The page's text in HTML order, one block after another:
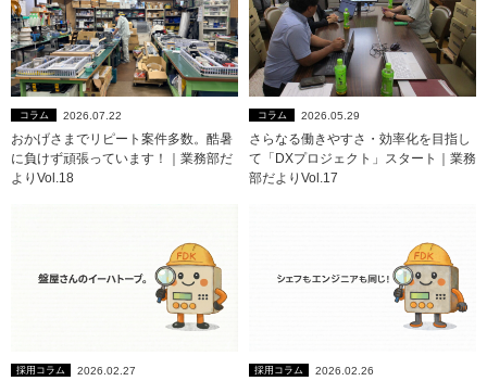
コラム 2026.07.22
おかげさまでリピート案件多数。酷暑
に負けず頑張っています！｜業務部だ
よりVol.18
コラム 2026.05.29
さらなる働きやすさ・効率化を目指し
て「DXプロジェクト」スタート｜業務
部だよりVol.17
採用コラム 2026.02.27 採用コラム 2026.02.26